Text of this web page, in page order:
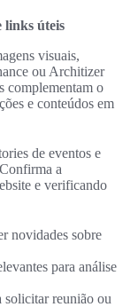
links úteis
visuais,
ou Architizer
complementam o
e conteúdos em
de eventos e
a
e verificando
novidades sobre
para análise
solicitar reunião ou